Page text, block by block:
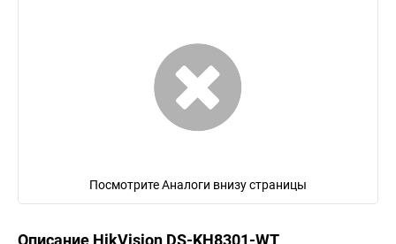
Посмотрите Аналоги внизу страницы
Описание HikVision DS-KH8301-WT